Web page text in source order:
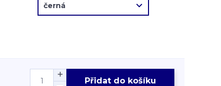
Přidat do košíku